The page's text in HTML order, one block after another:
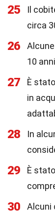
25
Il
circa
26
10
27
È
in
28
In
29
È
30
Alcuni